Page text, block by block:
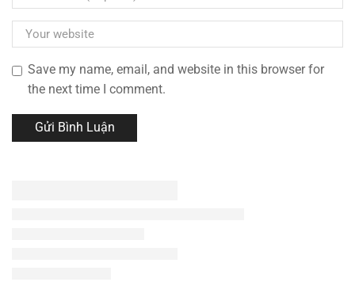
Save my name, email, and website in this browser for
the next time I comment.